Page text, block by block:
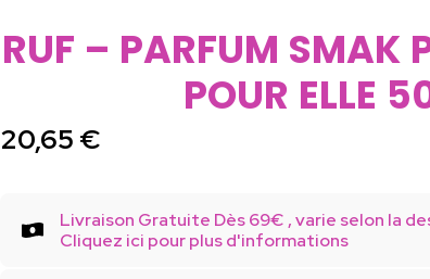
RUF – PARFUM SMAK
POUR ELLE
20,65 €
Livraison Gratuite Dès 69€ , varie selon la
Cliquez ici pour plus d'informations